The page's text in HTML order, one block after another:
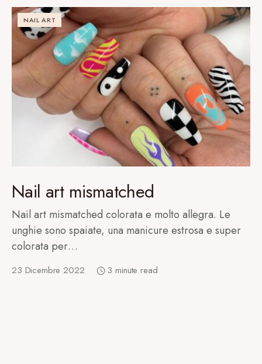
NAIL ART
Nail art mismatched
Nail art mismatched colorata e molto allegra. Le
unghie sono spaiate, una manicure estrosa e super
colorata per…
23 Dicembre 2022 3 minute read